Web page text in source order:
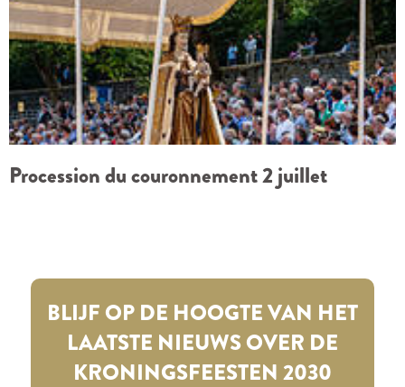
Procession du couronnement 2 juillet
BLIJF OP DE HOOGTE VAN HET
LAATSTE NIEUWS OVER DE
KRONINGSFEESTEN 2030